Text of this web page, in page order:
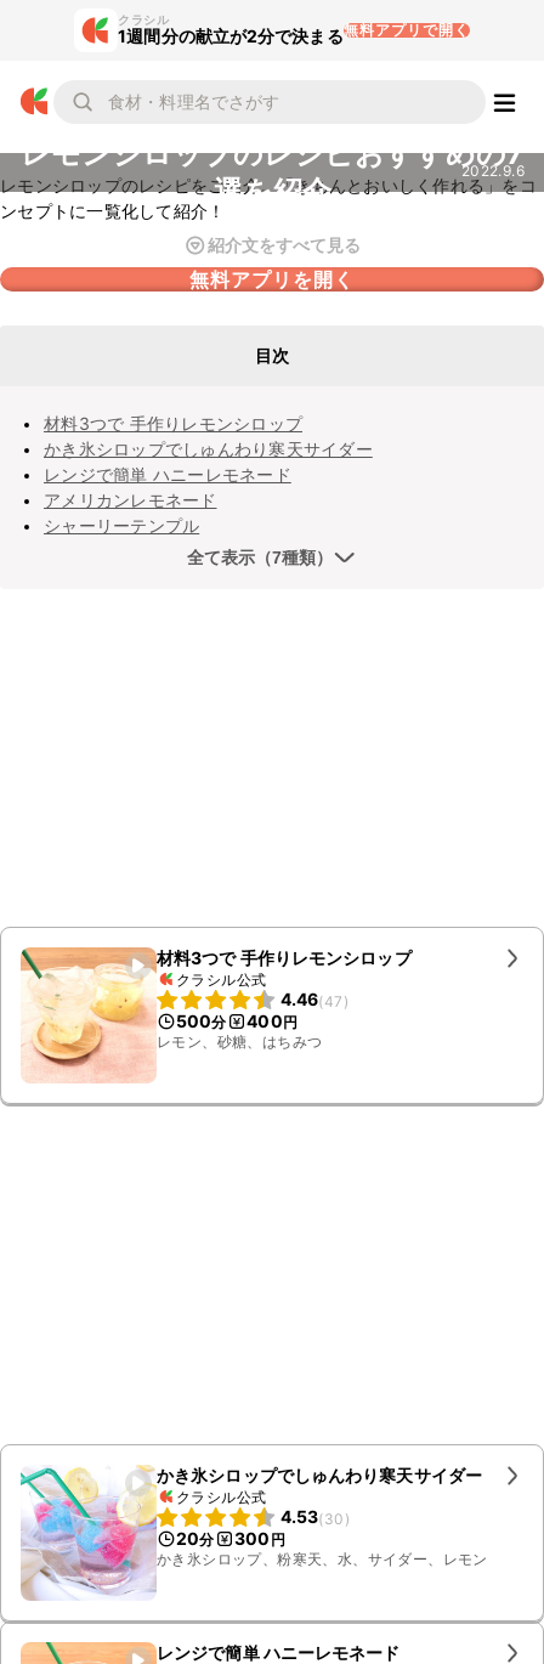
クラシル
1週間分の献立が2分で決まる無料アプリで開く
レモンシロップのレシピおすすめの7
選を紹介
2022.9.6
レモンシロップのレシピをご紹介。「きちんとおいしく作れる」をコ
ンセプトに一覧化して紹介！
紹介文をすべて見る
無料アプリを開く
目次
材料3つで 手作りレモンシロップ
かき氷シロップでしゅんわり寒天サイダー
レンジで簡単 ハニーレモネード
アメリカンレモネード
シャーリーテンプル
全て表示（7種類）
材料3つで 手作りレモンシロップ
クラシル公式
4.46(47 )
500分 400円
レモン、砂糖、はちみつ
かき氷シロップでしゅんわり寒天サイダー
クラシル公式
4.53(30 )
20分 300 円
かき氷シロップ、粉寒天、水、サイダー、レモン
レンジで簡単 ハニーレモネード